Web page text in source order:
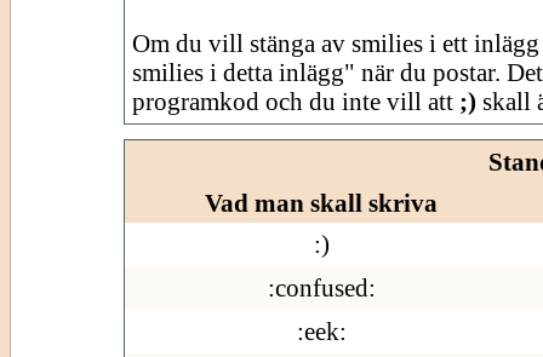
Om du vill stänga av smilies i ett
smilies i detta inlägg" när du postar.
programkod och du inte vill att ;) skall
Vad man skall skriva
:)
:confused:
:eek: